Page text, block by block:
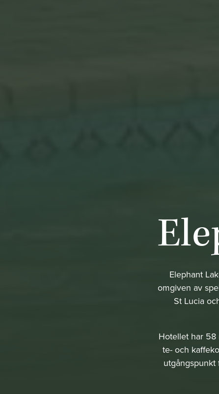
Elephant
omgiven av
St Lucia
Hotellet har 58
te- och